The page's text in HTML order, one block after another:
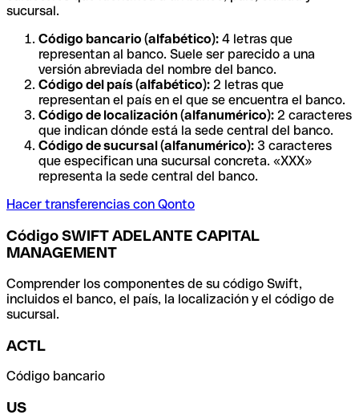
sucursal.
Código bancario (alfabético): 4 letras que
representan al banco. Suele ser parecido a una
versión abreviada del nombre del banco.
Código del país (alfabético): 2 letras que
representan el país en el que se encuentra el banco.
Código de localización (alfanumérico): 2 caracteres
que indican dónde está la sede central del banco.
Código de sucursal (alfanumérico): 3 caracteres
que especifican una sucursal concreta. «XXX»
representa la sede central del banco.
Hacer transferencias con Qonto
Código SWIFT ADELANTE CAPITAL
MANAGEMENT
Comprender los componentes de su código Swift,
incluidos el banco, el país, la localización y el código de
sucursal.
ACTL
Código bancario
US